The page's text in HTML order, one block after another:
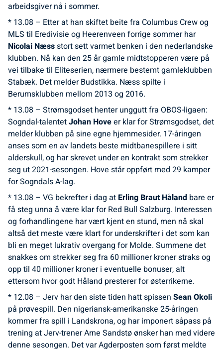
arbeidsgiver nå i sommer.
* 13.08 – Etter at han skiftet beite fra Columbus Crew og
MLS til Eredivisie og Heerenveen forrige sommer har
Nicolai Næssstort sett varmet benken i den nederlandske
klubben. Nå kan den 25 år gamle midtstopperen være på
vei tilbake til Eliteserien, nærmere bestemt gamleklubben
Stabæk. Det melder Budstikka. Næss spilte i
Berumsklubben mellom 2013 og 2016.
* 13.08 – Strømsgodset henter unggutt fra OBOS-ligaen:
Sogndal-talentetJohan Hoveer klar for Strømsgodset, det
melder klubben på sine egne hjemmesider. 17-åringen
anses som en av landets beste midtbanespillere i sitt
alderskull, og har skrevet under en kontrakt som strekker
seg ut 2021-sesongen. Hove står oppført med 29 kamper
for Sogndals A-lag.
* 13.08 – VG bekrefter i dag at Erling Braut Håland bare er
få steg unna å være klar for Red Bull Salzburg. Interessen
og forhandlingene har vært kjent en stund, men nå skal
altså det meste være klart for underskrifter i det som kan
bli en meget lukrativ overgang for Molde. Summene det
snakkes om strekker seg fra 60 millioner kroner straks og
opp til 40 millioner kroner i eventuelle bonuser, alt
ettersom hvor godt Håland presterer for østerrikerne.
* 12.08 – Jerv har den siste tiden hatt spissen Sean Okoli
på prøvespill. Den nigeriansk-amerikanske 25-åringen
kommer fra spill i Landskrona, og har imponert såpass på
trening at Jerv-trener Arne Sandstø ønsker han med videre
denne sesongen. Det var Agderposten som først meldte